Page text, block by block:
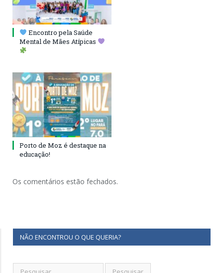
Encontro pela Saúde
Mental de Mães Atípicas
Porto de Moz é destaque na
educação!
Os comentários estão fechados.
NÃO ENCONTROU O QUE QUERIA?